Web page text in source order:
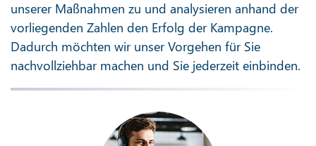
unserer Maßnahmen zu und analysieren anhand der
vorliegenden Zahlen den Erfolg der Kampagne.
Dadurch möchten wir unser Vorgehen für Sie
nachvollziehbar machen und Sie jederzeit einbinden.